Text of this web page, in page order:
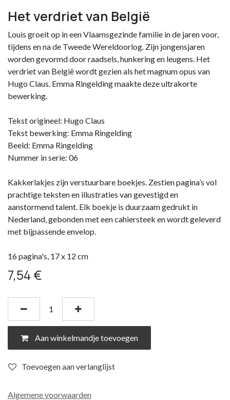
Het verdriet van België
Louis groeit op in een Vlaamsgezinde familie in de jaren voor,
tijdens en na de Tweede Wereldoorlog. Zijn jongensjaren
worden gevormd door raadsels, hunkering en leugens. Het
verdriet van België wordt gezien als het magnum opus van
Hugo Claus. Emma Ringelding maakte deze ultrakorte
bewerking.
Tekst origineel: Hugo Claus
Tekst bewerking: Emma Ringelding
Beeld: Emma Ringelding
Nummer in serie: 06
Kakkerlakjes zijn verstuurbare boekjes. Zestien pagina’s vol
prachtige teksten en illustraties van gevestigd en
aanstormend talent. Elk boekje is duurzaam gedrukt in
Nederland, gebonden met een cahiersteek en wordt geleverd
met bijpassende envelop.
16 pagina's, 17 x 12 cm
7,54 €
Aan winkelmandje toevoegen
Toevoegen aan verlanglijst
Algemene voorwaarden